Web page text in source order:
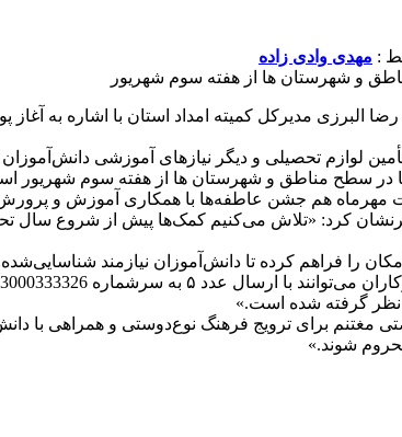
مهدی وادی زاده
و شهرستان ها از هفته سوم شهریور
رضا البرزی مدیرکل کمیته امداد استان با اشاره
لوازم تحصیلی و دیگر نیازهای آموزشی
سطح مناطق و شهرستان ها از هفته سوم شهریور
مهرماه هم جشن عاطفه‌ها با همکاری آموزش و
کرد: «تلاش می‌کنیم کمک‌ها پیش از شروع
را فراهم کرده تا دانش‌آموزان نیازمند
برای ترویج فرهنگ نوع‌دوستی و همراهی با
شوند.»